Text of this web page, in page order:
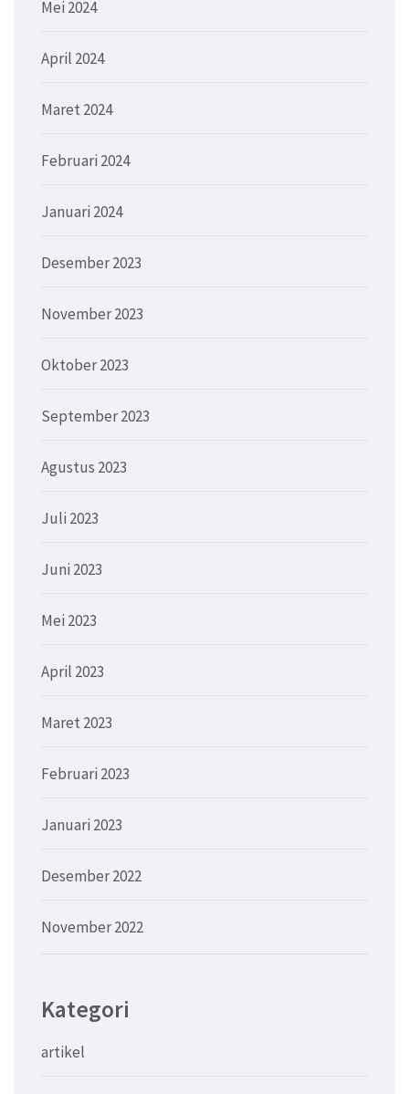
Mei 2024
April 2024
Maret 2024
Februari 2024
Januari 2024
Desember 2023
November 2023
Oktober 2023
September 2023
Agustus 2023
Juli 2023
Juni 2023
Mei 2023
April 2023
Maret 2023
Februari 2023
Januari 2023
Desember 2022
November 2022
Kategori
artikel